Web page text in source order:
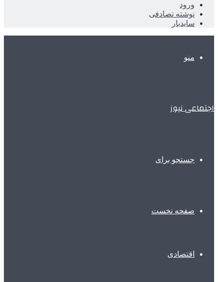
ورود
نوشته تصادفی
سایدبار
منو
اجتماعی نیوز
جستجو برای
صفحه نخست
اقتصادی